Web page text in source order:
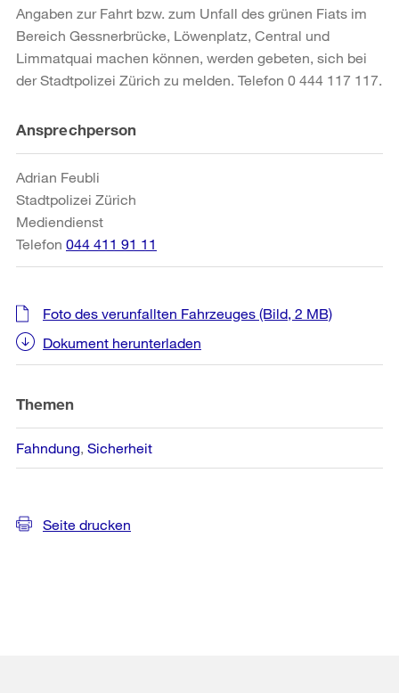
Angaben zur Fahrt bzw. zum Unfall des grünen Fiats im
Bereich Gessnerbrücke, Löwenplatz, Central und
Limmatquai machen können, werden gebeten, sich bei
der Stadtpolizei Zürich zu melden. Telefon 0 444 117 117.
Weitere
Informationen
Ansprechperson
Adrian Feubli
Stadtpolizei Zürich
Mediendienst
Telefon 044 411 91 11
Foto des verunfallten Fahrzeuges (Bild, 2 MB)
Dokument herunterladen
Themen
Fahndung Sicherheit
Seite drucken